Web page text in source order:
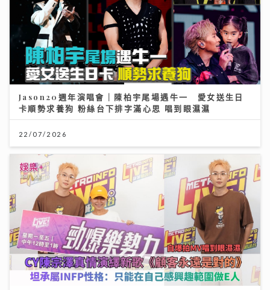
Jason20週年演唱會｜陳柏宇尾場遇牛一 愛女送生日
卡順勢求養狗 粉絲台下排字滿心思 唱到眼濕濕
22/07/2026